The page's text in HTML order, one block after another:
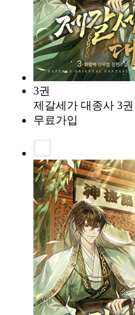
3권
제갈세가 대종사 3권
무료가입